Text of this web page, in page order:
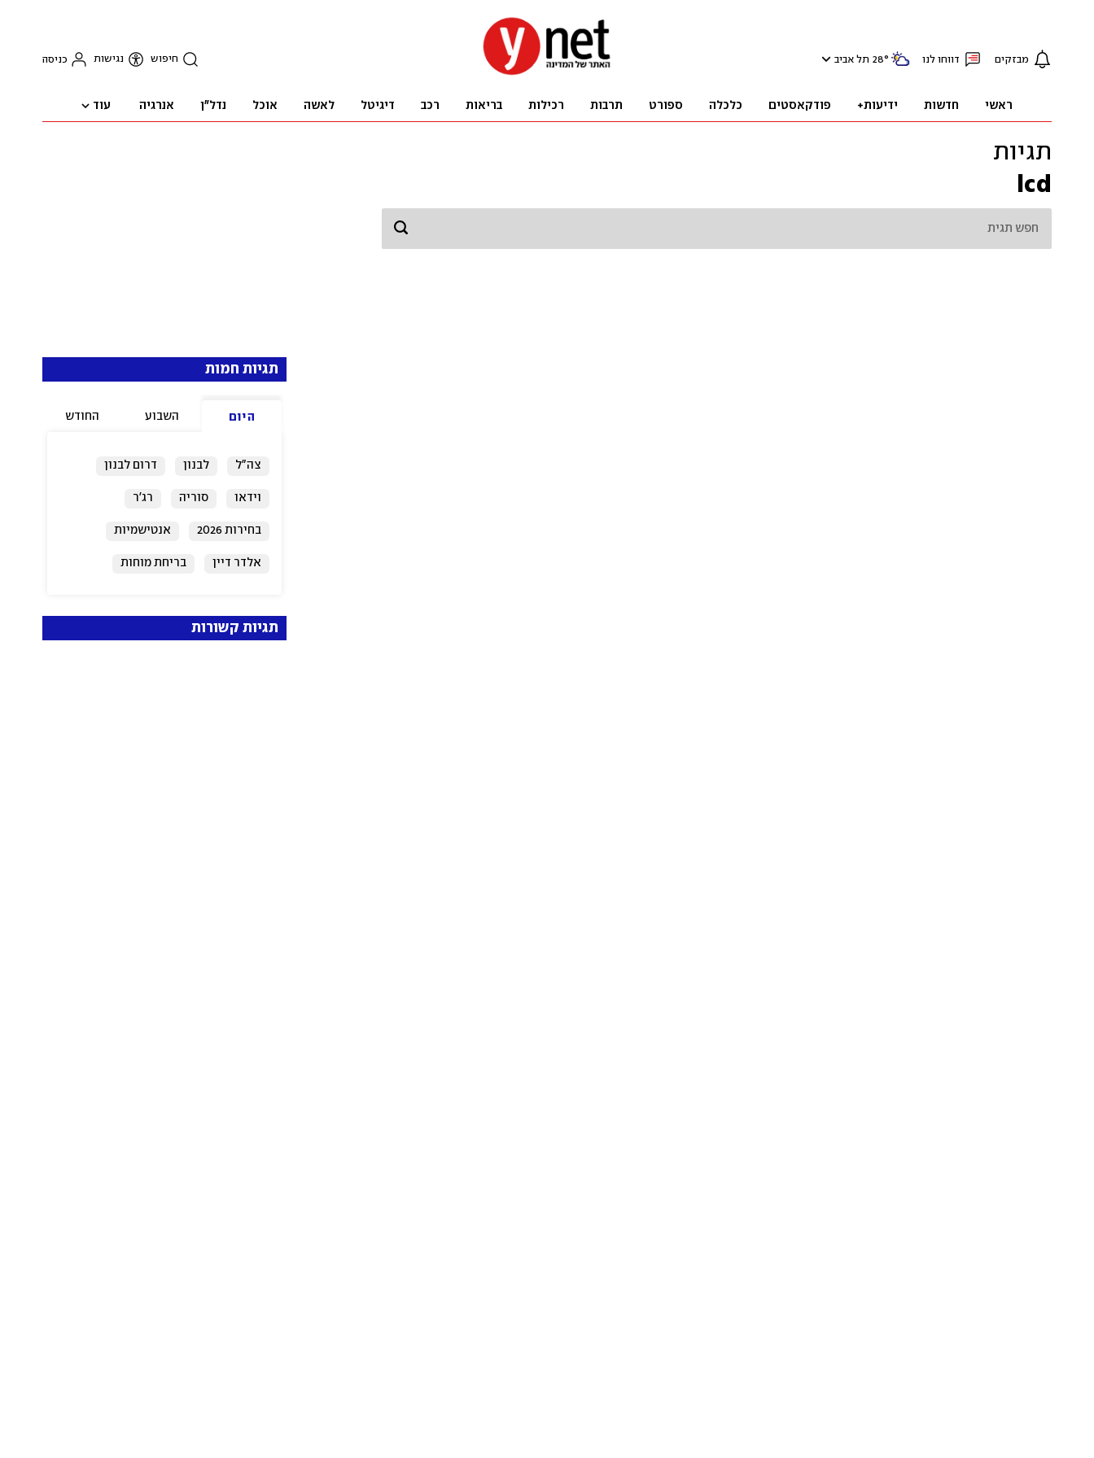
מבזקים דווחו לנו 28° תל אביב חיפוש נגישות כניסה
ראשי חדשות ידיעות+ פודקאסטים כלכלה ספורט תרבות רכילות בריאות רכב דיגיטל לאשה אוכל נדל"ן אנרגיה עוד
תגיות
lcd
תגיות חמות
היום השבוע החודש
צה"ל לבנון דרום לבנון
וידאו סוריה רג'ר
בחירות 2026 אנטישמיות
אלדר דיין בריחת מוחות
תגיות קשורות